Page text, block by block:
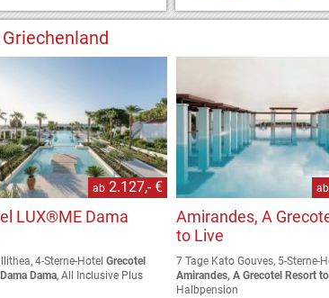
ab2.127,- €
LUX®ME Dama
4-Sterne-Hotel Grecotel
Dama, All Inclusive Plus
ab
Amirandes, A
to Live
7 Tage Kato Gouves, 5-Sterne-
Amirandes, A Grecotel Resort
Halbpension